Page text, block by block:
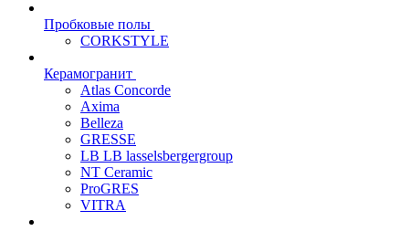
Пробковые полы
CORKSTYLE
Керамогранит
Atlas Concorde
Axima
Belleza
GRESSE
LB LB lasselsbergergroup
NT Ceramic
ProGRES
VITRA